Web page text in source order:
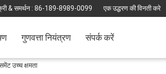
& समर्थन : 86-189-8989-0099 एक उद्धरण की विनती करे
गुणवत्ता नियंत्रण संपर्क करें
उच्च क्षमता